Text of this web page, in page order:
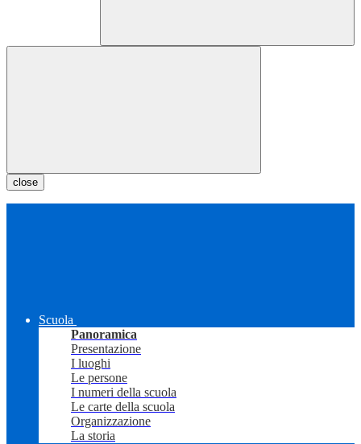
close
Scuola
Panoramica
Presentazione
I luoghi
Le persone
I numeri della scuola
Le carte della scuola
Organizzazione
La storia